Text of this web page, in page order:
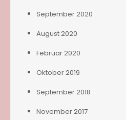
September 2020
August 2020
Februar 2020
Oktober 2019
September 2018
November 2017